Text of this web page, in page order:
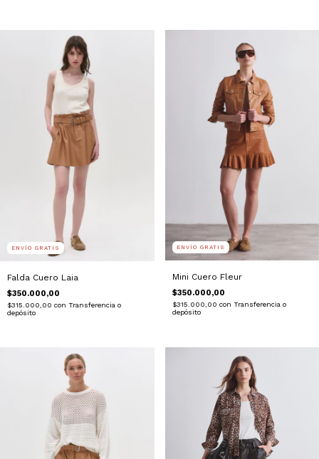
ENVÍO GRATIS
Falda Cuero Laia
$350.000,00
$315.000,00 con Transferencia o
depósito
ENVÍO GRATIS
Mini Cuero Fleur
$350.000,00
$315.000,00 con Transferencia o
depósito